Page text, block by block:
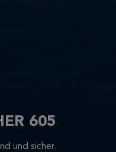
605
und sicher.